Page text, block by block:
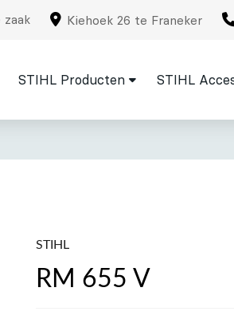
Kiehoek 26 te Franeker
STIHL Producten STIHL
STIHL
RM 655 V